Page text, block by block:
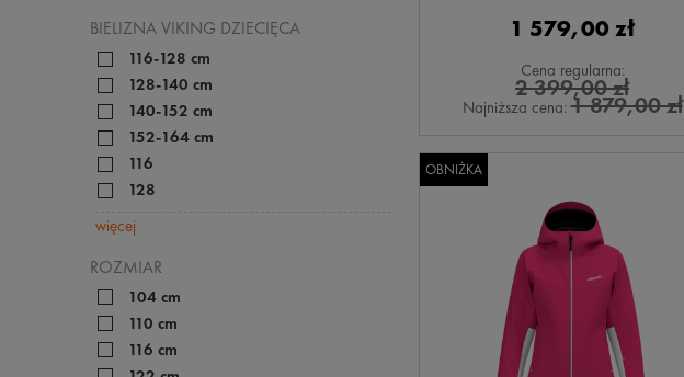
BIELIZNA VIKING DZIECIĘCA
116-128 cm
128-140 cm
140-152 cm
152-164 cm
116
128
więcej
ROZMIAR
104 cm
110 cm
116 cm
1 579,00 zł
Cena regularna:
2 399,00 zł
Najniższa cena:1 879,00 zł
OBNIŻKA